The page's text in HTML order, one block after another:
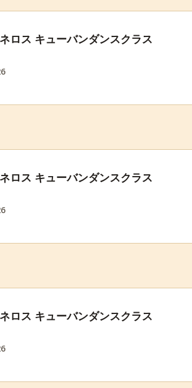
ロス キューバンダンスクラス
ロス キューバンダンスクラス
ロス キューバンダンスクラス